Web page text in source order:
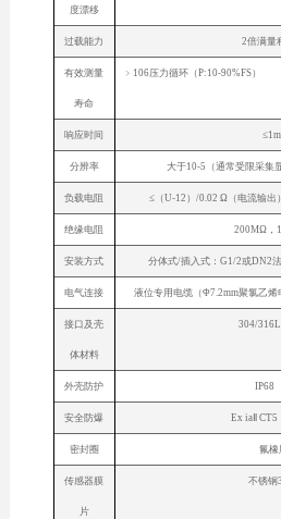
度漂移
过载能力 2倍满量
有效测量
寿命
﹥106压力循环
响应时间
分辨率 大于10-5（通常受限采集
负载电阻 ≤（U-12）/0.02 Ω（电流输
绝缘电阻 200MΩ，
安装方式 分体式/插入式：G1/2或DN2
电气连接 液位专用电缆（Φ7.2mm聚氯乙烯
接口及壳
体材料
304/
外壳防护
安全防爆 Ex iaⅡ CT5
密封圈 氟橡
传感器膜
片
不锈钢